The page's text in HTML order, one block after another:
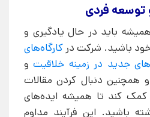
باید در حال یادگیری و
باشید. شرکت در کارگاه‌های
جدید در زمینه خلاقیتو
همچنین دنبال کردن مقالات
کند تا همیشه ایده‌های
باشید. این فرآیند مداوم